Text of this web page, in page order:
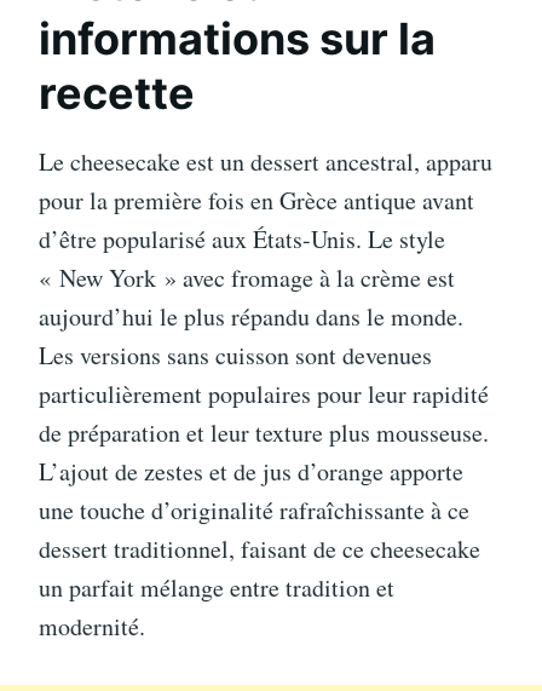
informations sur la
recette
Le cheesecake est un dessert ancestral, apparu
pour la première fois en Grèce antique avant
d’être popularisé aux États-Unis. Le style
« New York » avec fromage à la crème est
aujourd’hui le plus répandu dans le monde.
Les versions sans cuisson sont devenues
particulièrement populaires pour leur rapidité
de préparation et leur texture plus mousseuse.
L’ajout de zestes et de jus d’orange apporte
une touche d’originalité rafraîchissante à ce
dessert traditionnel, faisant de ce cheesecake
un parfait mélange entre tradition et
modernité.